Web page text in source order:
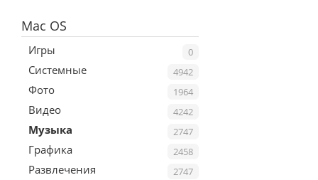
Mac OS
0
Игры
4942
Системные
1964
Фото
4242
Видео
2747
Музыка
2458
Графика
2747
Развлечения